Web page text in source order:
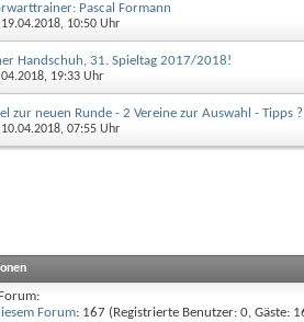
Pascal Formann
10:50 Uhr
Handschuh, 31. Spieltag 2017/2018!
19:33 Uhr
zur neuen Runde - 2 Vereine zur Auswahl - Tipps ?
07:55 Uhr
Forum: 167 (Registrierte Benutzer: 0, Gäste: